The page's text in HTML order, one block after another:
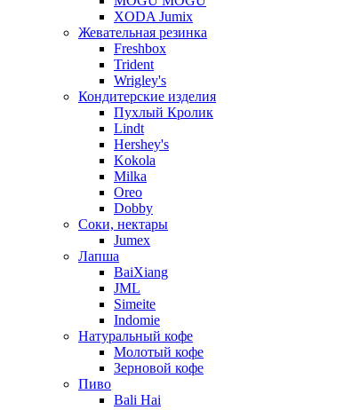
XODA Jumix
Жевательная резинка
Freshbox
Trident
Wrigley's
Кондитерские изделия
Пухлый Кролик
Lindt
Hershey's
Kokola
Milka
Oreo
Dobby
Соки, нектары
Jumex
Лапша
BaiXiang
JML
Simeite
Indomie
Натуральный кофе
Молотый кофе
Зерновой кофе
Пиво
Bali Hai